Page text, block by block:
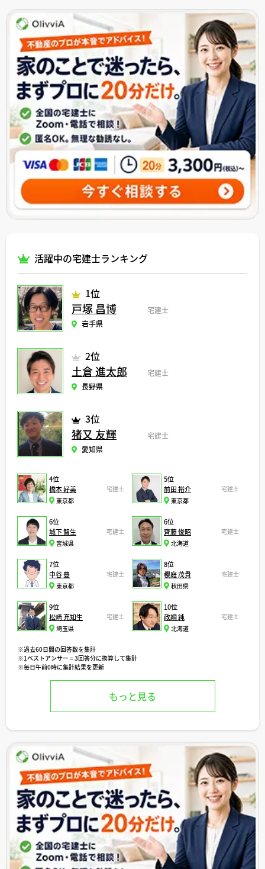
活躍中の宅建士ランキング
1位
戸塚 昌博
宅建士
岩手県
2位
土倉 進太郎
宅建士
長野県
3位
猪又 友輝
宅建士
愛知県
4位
橋本 好美
宅建士
東京都
5位
前田 裕介
宅建士
東京都
6位
城下 智生
宅建士
宮城県
6位
齊藤 俊昭
宅建士
北海道
7位
中谷 豊
宅建士
東京都
8位
櫻庭 茂貴
宅建士
秋田県
9位
松崎 充知生
宅建士
埼玉県
10位
政綱 純
宅建士
北海道
※過去60日間の回答数を集計
※1ベストアンサー = 3回答分に換算して集計
※毎日午前0時に集計結果を更新
もっと見る